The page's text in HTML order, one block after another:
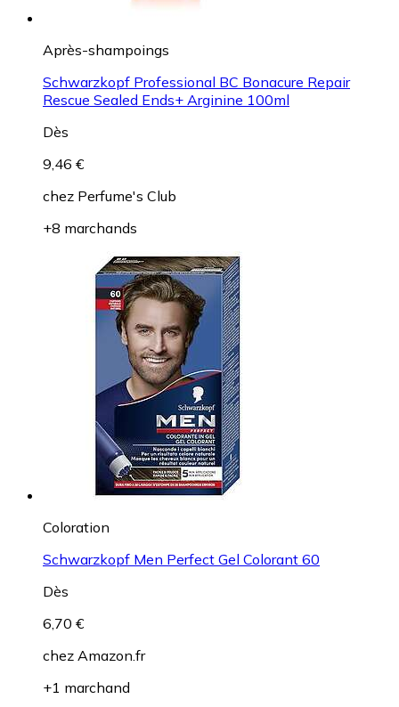
Après-shampoings
Schwarzkopf Professional BC Bonacure Repair
Rescue Sealed Ends+ Arginine 100ml
Dès
9,46 €
chez Perfume's Club
+8 marchands
Coloration
Schwarzkopf Men Perfect Gel Colorant 60
Dès
6,70 €
chez Amazon.fr
+1 marchand